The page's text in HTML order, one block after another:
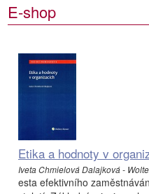
E-shop
Etika a hodnoty v
Iveta Chmielová Dalajková -
esta efektivního